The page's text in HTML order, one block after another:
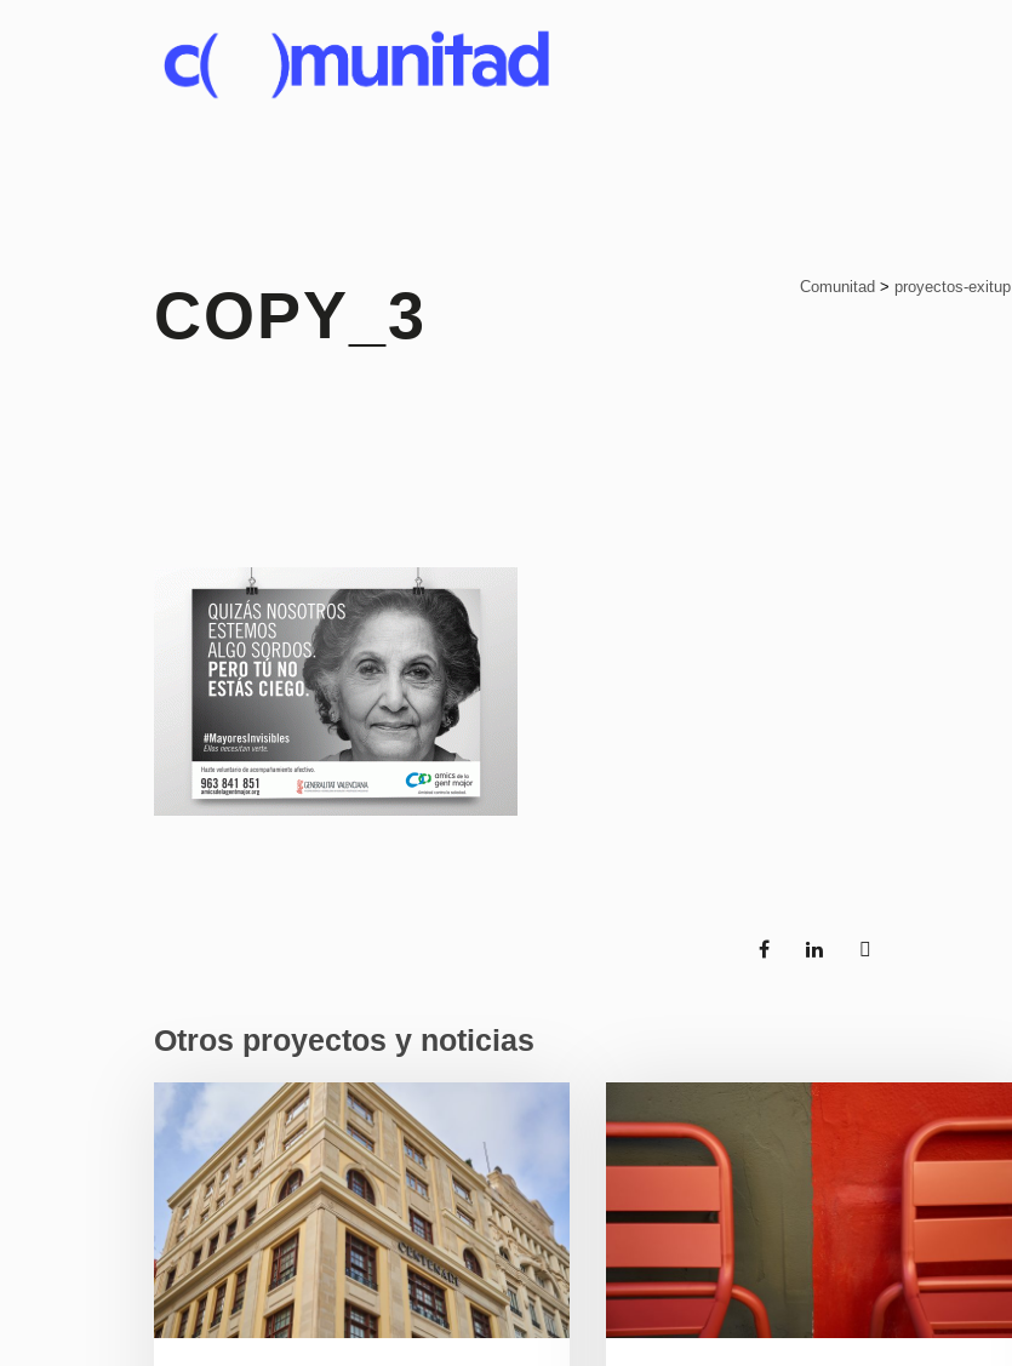
Comunitad > proyectos-exitup
COPY_3
Otros proyectos y noticias